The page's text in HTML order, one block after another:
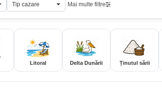
Tip cazare Mai multe filtre
Litoral Delta Dunării Ținutul sării